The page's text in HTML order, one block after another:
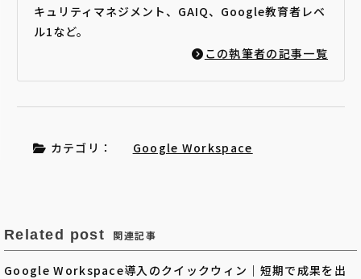
キュリティマネジメント、GAIQ、Google教育者レベ
ル1など。
この執筆者の記事一覧
カテゴリ： Google Workspace
Related post 関連記事
Google Workspace導入のクイックウィン｜短期で成果を出